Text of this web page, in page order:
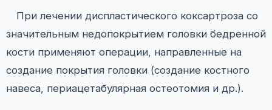
При лечении диспластического коксартроза со
значительным недопокрытием головки бедренной
кости применяют операции, направленные на
создание покрытия головки (создание костного
навеса, периацетабулярная остеотомия и др.).